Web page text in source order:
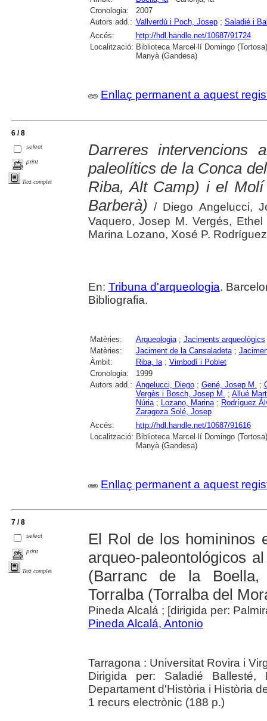
Cronologia:
2007
Autors add.: Vallverdú i Poch, Josep; Saladié i
Accés:
http://hdl.handle.net/10687/91724
Localització: Biblioteca Marcel·lí Domingo
Manyà (Gandesa)
Enllaç permanent a aquest
6 / 8
select
print
Text complet
Darreres intervencions
paleolítics de la Conca
Riba, Alt Camp) i el
Barberà) / Diego Angelucci,
Vaquero, Josep M. Vergés,
Marina Lozano, Xosé P.
En: Tribuna d'arqueologia.
Bibliografia.
Matèries: Arqueologia; Jaciments arqueològics
Matèries:
Jaciment de la Cansaladeta;
Àmbit:
Riba, la; Vimbodí i Poblet
Cronologia:
1999
Autors add.: Angelucci, Diego; Gené, Josep M. ;
Vergès i Bosch, Josep M.
; Allué
Núria; Lozano, Marina; Rodríguez
Zaragoza Solé, Josep
Accés:
http://hdl.handle.net/10687/91616
Localització: Biblioteca Marcel·lí Domingo
Manyà (Gandesa)
Enllaç permanent a aquest
7 / 8
select
print
Text complet
El Rol de los homininos
arqueo-paleontológicos
(Barranc de la
Torralba (Torralba del
Pineda Alcalá ; [dirigida per:
Pineda Alcalá, Antonio
Tarragona : Universitat Rovira i
Dirigida per: Saladié Ballesté,
Departament d'Història i Història
1 recurs electrònic (188 p.)